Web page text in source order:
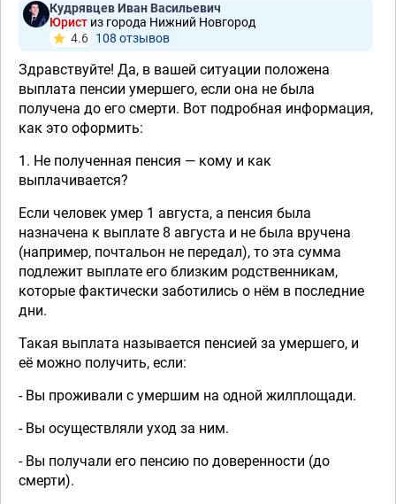
Кудрявцев Иван Васильевич
Юрист из города Нижний Новгород
4.6 108 отзывов
Здравствуйте! Да, в вашей ситуации положена
выплата пенсии умершего, если она не была
получена до его смерти. Вот подробная информация,
как это оформить:
1. Не полученная пенсия — кому и как
выплачивается?
Если человек умер 1 августа, а пенсия была
назначена к выплате 8 августа и не была вручена
(например, почтальон не передал), то эта сумма
подлежит выплате его близким родственникам,
которые фактически заботились о нём в последние
дни.
Такая выплата называется пенсией за умершего, и
её можно получить, если:
- Вы проживали с умершим на одной жилплощади.
- Вы осуществляли уход за ним.
- Вы получали его пенсию по доверенности (до
смерти).